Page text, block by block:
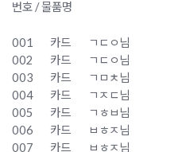
번호 / 물품명
001 카드
ㄱㄷㅇ님
002
카드
ㄱㄷㅇ님
003
카드
ㄱㅁㅊ님
004
카드
ㄱㅈㄷ님
005
카드
ㄱㅎㅂ님
006
카드
ㅂㅎㅈ님
007
카드
ㅂㅎㅈ님